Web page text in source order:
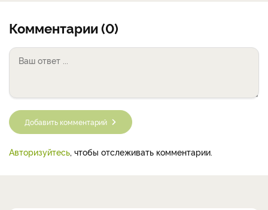
Комментарии (0)
Добавить комментарий
Авторизуйтесь, чтобы отслеживать комментарии.